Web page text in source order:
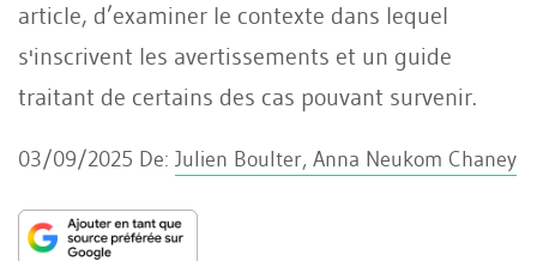
article, d’examiner le contexte dans lequel
s'inscrivent les avertissements et un guide
traitant de certains des cas pouvant survenir.
03/09/2025 De: Julien Boulter, Anna Neukom Chaney